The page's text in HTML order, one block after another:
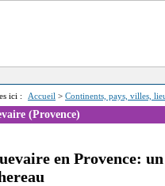
ici : Accueil > Continents, pays, villes,
(Provence)
en Provence: